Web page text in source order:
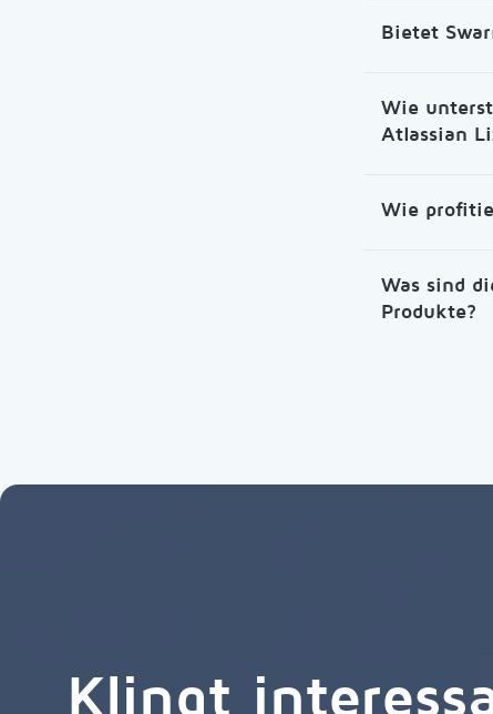
Bietet
Wie
Atlassian
Wie
Was sind
Produkte?
Klingt